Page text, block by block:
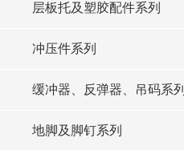
层板托及塑胶配件系列
冲压件系列
缓冲器、反弹器、吊码系列
地脚及脚钉系列